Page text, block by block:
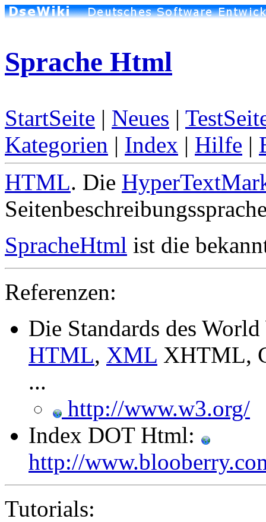
Sprache Html
StartSeite | Neues |
Kategorien | Index | Hilfe |
HTML. Die
SpracheHtml ist die
Referenzen:
Die Standards des
HTML, XML XHTML,
...
http://www.w3.org/
Index DOT Html:
http://
Tutorials: